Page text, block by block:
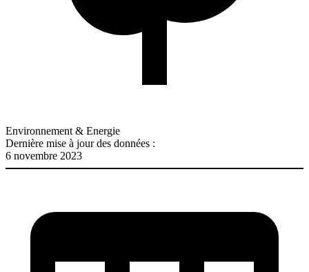
Environnement & Energie
Dernière mise à jour des données :
6 novembre 2023